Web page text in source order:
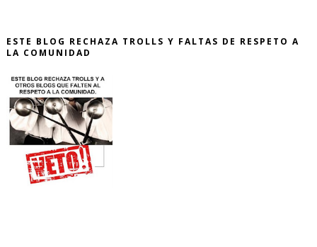
ESTE BLOG RECHAZA TROLLS Y FALTAS DE RESPETO A
LA COMUNIDAD